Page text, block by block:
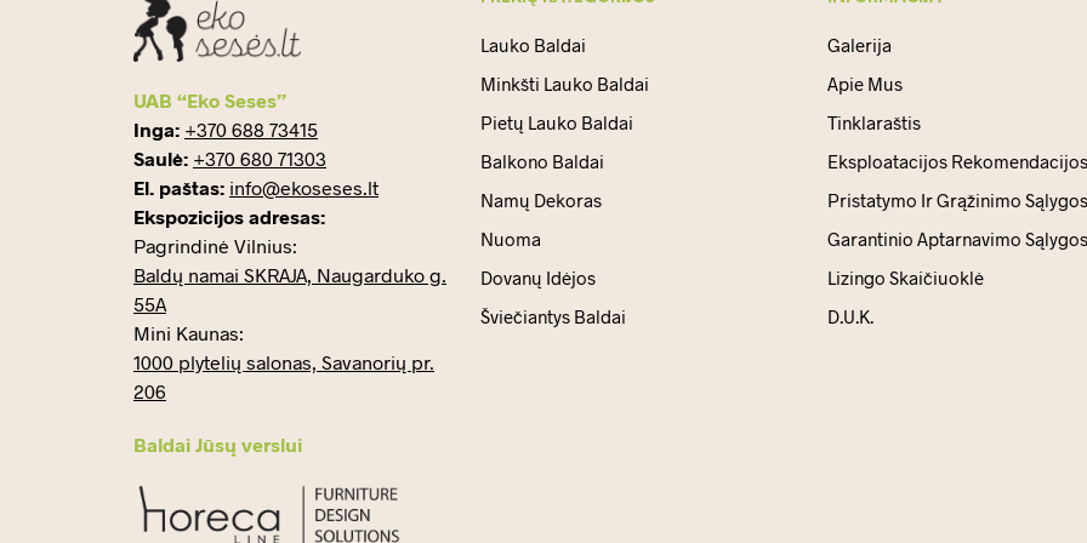
UAB “Eko Seses”
Inga: +370 688 73415
Saulė: +370 680 71303
El. paštas: info@ekoseses.lt
Ekspozicijos adresas:
Pagrindinė Vilnius:
Baldų namai SKRAJA, Naugarduko g.
55A
Mini Kaunas:
1000 plytelių salonas, Savanorių pr.
206
Baldai Jūsų verslui
Lauko Baldai
Minkšti Lauko Baldai
Pietų Lauko Baldai
Balkono Baldai
Namų Dekoras
Nuoma
Dovanų Idėjos
Šviečiantys Baldai
Galerija
Apie Mus
Tinklaraštis
Eksploatacijos Rekomendacijos
Pristatymo Ir Grąžinimo Sąlygos
Garantinio Aptarnavimo Sąlygos
Lizingo Skaičiuoklė
D.U.K.